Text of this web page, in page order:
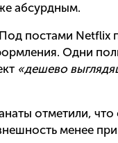
абсурдным.
Под постами
Одни
«дешево
отметили, что
менее